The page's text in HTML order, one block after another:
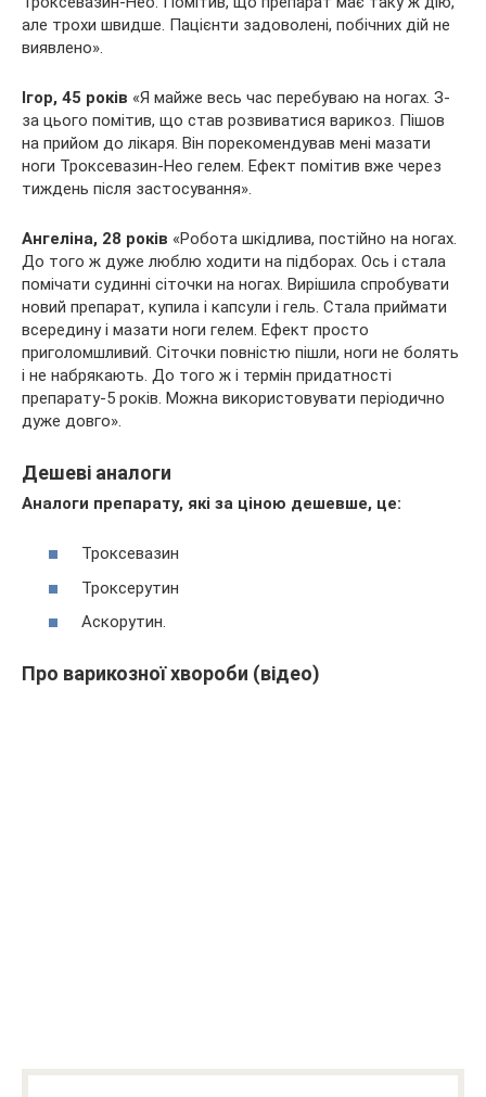
але трохи швидше. Пацієнти задоволені, побічних дій не
виявлено».
Ігор, 45 років «Я майже весь час перебуваю на ногах. З-
за цього помітив, що став розвиватися варикоз. Пішов
на прийом до лікаря. Він порекомендував мені мазати
ноги Троксевазин-Нео гелем. Ефект помітив вже через
тиждень після застосування».
Ангеліна, 28 років «Робота шкідлива, постійно на ногах.
До того ж дуже люблю ходити на підборах. Ось і стала
помічати судинні сіточки на ногах. Вирішила спробувати
новий препарат, купила і капсули і гель. Стала приймати
всередину і мазати ноги гелем. Ефект просто
приголомшливий. Сіточки повністю пішли, ноги не болять
і не набрякають. До того ж і термін придатності
препарату-5 років. Можна використовувати періодично
дуже довго».
Дешеві аналоги
Аналоги препарату, які за ціною дешевше, це:
Троксевазин
Троксерутин
Аскорутин.
Про варикозної хвороби (відео)